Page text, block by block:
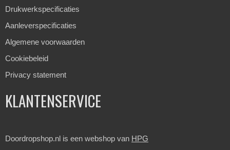
Drukwerkspecificaties
Aanleverspecificaties
Algemene voorwaarden
Cookiebeleid
Privacy statement
KLANTENSERVICE
Doordropshop.nl is een webshop van HPG